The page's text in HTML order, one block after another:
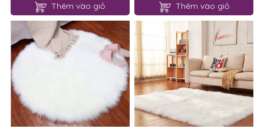
Thêm vào giỏ Thêm vào giỏ